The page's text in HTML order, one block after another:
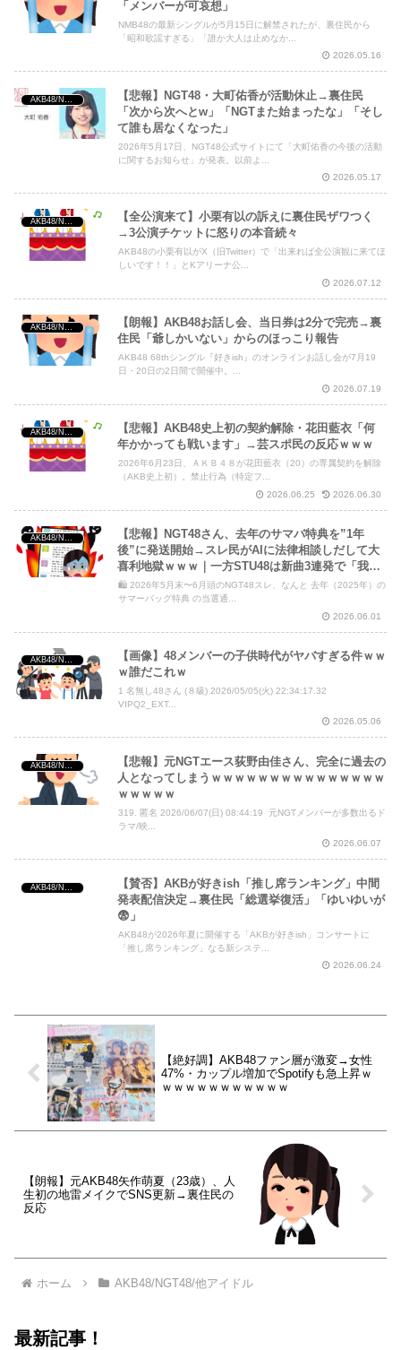
「メンバーが可哀想」
NMB48の最新シングルが5月15日に解禁されたが、裏住民から
「昭和歌謡すぎる」「誰か大人は止めなか...
2026.05.16
【悲報】NGT48・大町佑香が活動休止→裏住民
「次から次へとw」「NGTまた始まったな」「そし
て誰も居なくなった」
2026年5月17日、NGT48公式サイトにて「大町佑香の今後の活動
に関するお知らせ」が発表。以前よ...
2026.05.17
【全公演来て】小栗有以の訴えに裏住民ザワつく
→3公演チケットに怒りの本音続々
AKB48の小栗有以がX（旧Twitter）で「出来れば全公演観に来てほ
しいです！！」とKアリーナ公...
2026.07.12
【朗報】AKB48お話し会、当日券は2分で完売→裏
住民「爺しかいない」からのほっこり報告
AKB48 68thシングル『好きish』のオンラインお話し会が7月19
日・20日の2日間で開催中。...
2026.07.19
AKB48/NGT48/他アイドル
【悲報】AKB48史上初の契約解除・花田藍衣「何
年かかっても戦います」→芸スポ民の反応ｗｗｗ
2026年6月23日、ＡＫＢ４８が花田藍衣（20）の専属契約を解除
（AKB史上初）。禁止行為（特定フ...
2026.06.25
2026.06.30
AKB48/NGT48/他アイドル
【悲報】NGT48さん、去年のサマバ特典を”1年
後”に発送開始→スレ民がAIに法律相談しだして大
喜利地獄ｗｗｗ｜一方STU48は新曲3連発で「我軍
とほほ」自虐祭り
🛍 2026年5月末〜6月頭のNGT48スレ、なんと 去年（2025年）の
サマーバッグ特典 の当選通...
2026.06.01
AKB48/NGT48/他アイドル
【画像】48メンバーの子供時代がヤバすぎる件ｗｗ
ｗ誰だこれｗ
1 名無し48さん (８級) 2026/05/05(火) 22:34:17.32
VIPQ2_EXT...
2026.05.06
AKB48/NGT48/他アイドル
【悲報】元NGTエース荻野由佳さん、完全に過去の
人となってしまうｗｗｗｗｗｗｗｗｗｗｗｗｗｗｗ
ｗｗｗｗｗ
319. 匿名 2026/06/07(日) 08:44:19 元NGTメンバーが多数出るド
ラマ/映...
2026.06.07
AKB48/NGT48/他アイドル
【賛否】AKBが好きish「推し席ランキング」中間
発表配信決定→裏住民「総選挙復活」「ゆいゆいが
😨」
AKB48が2026年夏に開催する「AKBが好きish」コンサートに
「推し席ランキング」なる新システ...
2026.06.24
【絶好調】AKB48ファン層が激変→女性
47%・カップル増加でSpotifyも急上昇ｗ
ｗｗｗｗｗｗｗｗｗｗｗ
【朗報】元AKB48矢作萌夏（23歳）、人
生初の地雷メイクでSNS更新→裏住民の
反応
ホーム AKB48/NGT48/他アイドル
最新記事！